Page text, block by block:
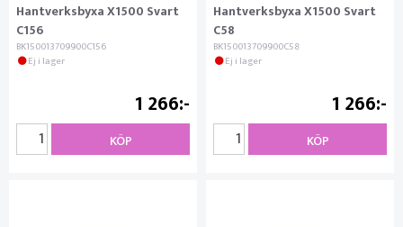
Hantverksbyxa X1500 Svart
C156
BK150013709900C156
Ej i lager
1 266
KÖP
Hantverksbyxa X1500 Svart
C58
BK150013709900C58
Ej i lager
1 266
KÖP